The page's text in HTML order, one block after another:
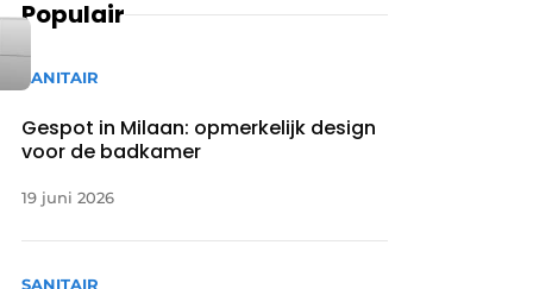
Populair
SANITAIR
Gespot in Milaan: opmerkelijk design
voor de badkamer
19 juni 2026
SANITAIR